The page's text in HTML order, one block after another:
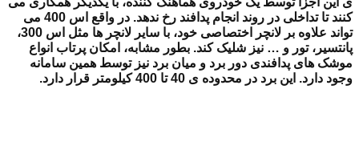
کنند تا تداخلی در روند انجام پدافند رخ ندهد. در واقع اس 400 می
تواند علاوه بر لانچر اختصاصی خود، با سایر لانچر ها مثل اس 300،
پانتسیر، تور و … نیز شلیک کند. بطور مشابه، امکان پرتاب انواع
موشک های پدافندی دور برد و میان برد نیز توسط همین سامانه
وجود دارد. این برد در محدوده ی 40 تا 400 کیلومتر قرار دارد.